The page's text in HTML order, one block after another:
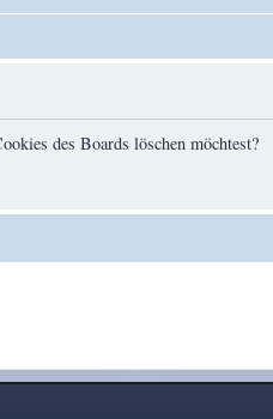
des Boards löschen möchtest?